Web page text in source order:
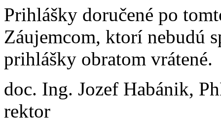
Prihlášky doručené po
Záujemcom, ktorí nebudú
prihlášky obratom vrátené.
doc. Ing. Jozef Habánik,
rektor